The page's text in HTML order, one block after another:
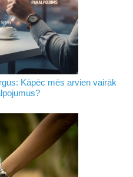
Kāpēc mēs arvien vairāk